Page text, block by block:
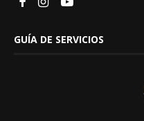
GUÍA DE SERVICIOS